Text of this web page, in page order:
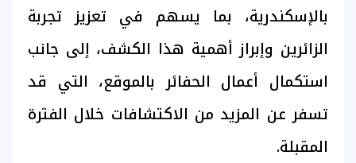
بالإسكندرية، بما يسهم في تعزيز تجربة
الزائرين وإبراز أهمية هذا الكشف، إلى جانب
استكمال أعمال الحفائر بالموقع، التي قد
تسفر عن المزيد من الاكتشافات خلال الفترة
المقبلة.